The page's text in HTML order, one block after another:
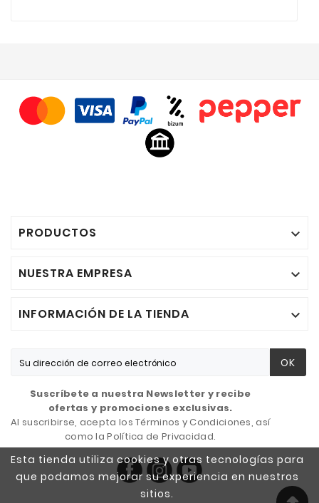
Esta tienda utiliza cookies y otras tecnologías para
que podamos mejorar su experiencia en nuestros
sitios.
PRODUCTOS 
NUESTRA EMPRESA 
INFORMACIÓN DE LA TIENDA 
OK
Suscríbete a nuestra Newsletter y recibe
ofertas y promociones exclusivas.
Al suscribirse, acepta los Términos y Condiciones, así
como la Política de Privacidad.